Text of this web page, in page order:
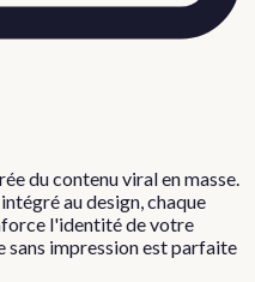
du contenu viral en masse.
au design, chaque
l'identité de votre
sans impression est parfaite